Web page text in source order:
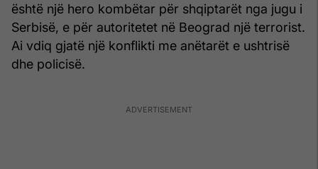
është një hero kombëtar për shqiptarët nga jugu i
Serbisë, e për autoritetet në Beograd një terrorist.
Ai vdiq gjatë një konflikti me anëtarët e ushtrisë
dhe policisë.